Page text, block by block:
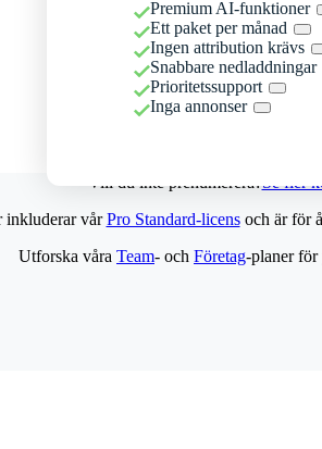
Premium AI-funktioner
Ett paket per månad
Ingen attribution krävs
Snabbare nedladdningar
Prioritetssupport
Inga annonser
Vill du inte prenumerera?Se fler
inkluderar vårPro Standard-licensoch är för
Utforska våra Team- och Företag-planer för